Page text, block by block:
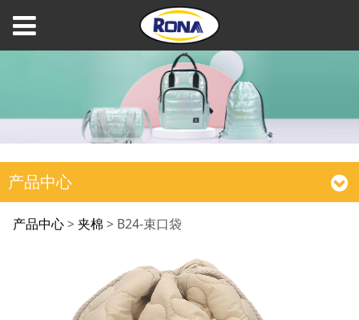
产品中心
B24-束口袋
产品中心> 夹棉 > B24-束口袋